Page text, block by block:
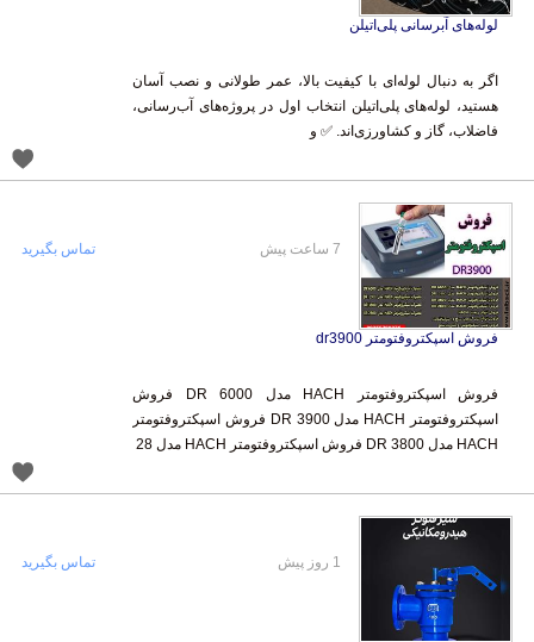
لوله‌های آبرسانی پلی‌اتیلن
اگر به دنبال لوله‌ای با کیفیت بالا، عمر طولانی و نصب آسان
هستید، لوله‌های پلی‌اتیلن انتخاب اول در پروژه‌های آب‌رسانی،
فاضلاب، گاز و کشاورزی‌اند. ✅ و
فروش اسپکتروفتومتر dr3900
فروش اسپکتروفتومتر HACH مدل 6000 DR فروش
اسپکتروفتومتر HACH مدل 3900 DR فروش اسپکتروفتومتر
HACH مدل 3800 DR فروش اسپکتروفتومتر HACH مدل 28
7 ساعت پیش تماس بگیرید
1 روز پیش تماس بگیرید